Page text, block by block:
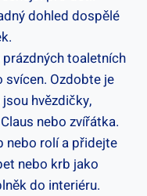
dohled dospělé
toaletních
Ozdobte je
hvězdičky,
nebo zvířátka.
nebo rolí a přidejte
nebo krb jako
do interiéru.